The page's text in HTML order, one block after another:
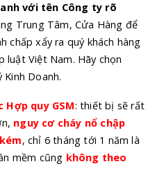
với tên Công ty rõ
Trung Tâm, Cửa Hàng để
chấp xẩy ra quý khách hàng
luật Việt Nam. Hãy chọn
Doanh.
quy GSM: thiết bị sẽ rất
nguy cơ cháy nổ chập
, chỉ 6 tháng tới 1 năm là
mềm cũng không theo